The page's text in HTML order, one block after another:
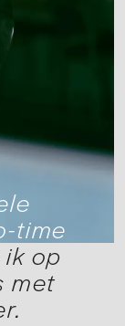
time
ik op
met